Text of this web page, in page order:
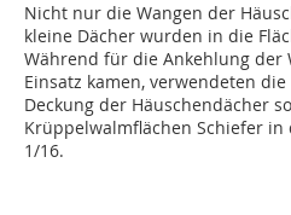
Nicht nur die Wangen der
kleine Dächer wurden in die
Während für die Ankehlung der
Einsatz kamen, verwendeten
Deckung der Häuschendächer
Krüppelwalmflächen Schiefer in
1/16.